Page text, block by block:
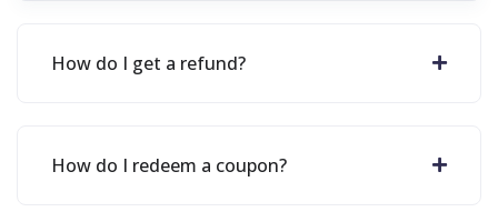
How do I get a refund?
How do I redeem a coupon?